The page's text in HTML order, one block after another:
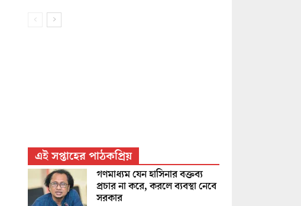
এই সপ্তাহের পাঠকপ্রিয়
গণমাধ্যম যেন হাসিনার বক্তব্য
প্রচার না করে, করলে ব্যবস্থা নেবে
সরকার